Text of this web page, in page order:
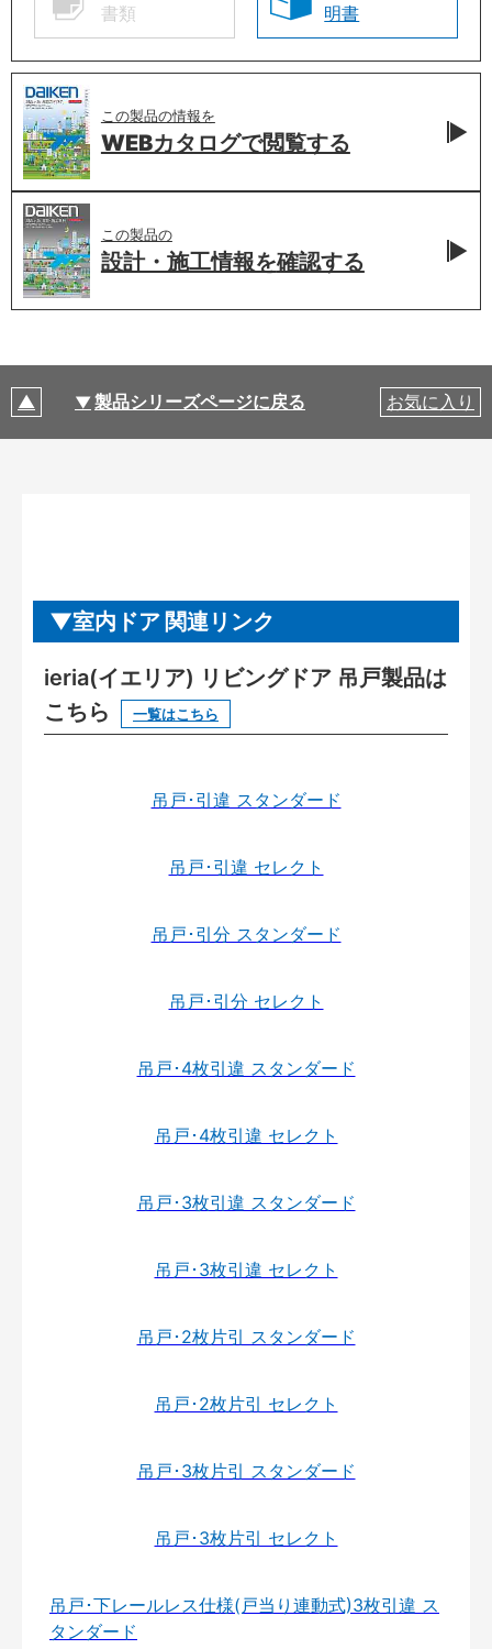
書類
明書
この製品の情報を
WEBカタログで閲覧する
この製品の
設計・施工情報を確認する
製品シリーズページに戻る お気に入り
室内ドア 関連リンク
ieria(イエリア) リビングドア 吊戸製品は
こちら
一覧はこちら
吊戸･引違 スタンダード
吊戸･引違 セレクト
吊戸･引分 スタンダード
吊戸･引分 セレクト
吊戸･4枚引違 スタンダード
吊戸･4枚引違 セレクト
吊戸･3枚引違 スタンダード
吊戸･3枚引違 セレクト
吊戸･2枚片引 スタンダード
吊戸･2枚片引 セレクト
吊戸･3枚片引 スタンダード
吊戸･3枚片引 セレクト
吊戸･下レールレス仕様(戸当り連動式)3枚引違 ス
タンダード